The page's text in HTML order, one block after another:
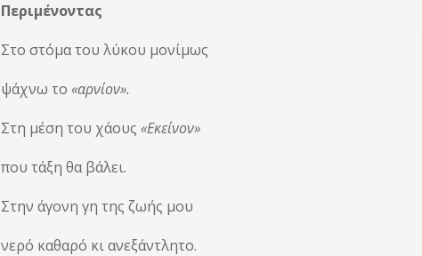
Περιμένοντας
Στο στόμα του λύκου μονίμως
ψάχνω το«αρνίον».
Στη μέση του χάους«Εκείνον»
που τάξη θα βάλει.
Στην άγονη γη της ζωής μου
νερό καθαρό κι ανεξάντλητο.